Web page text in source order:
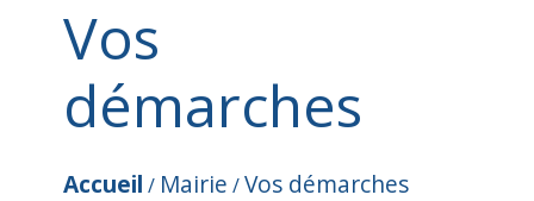
Vos
démarches
Accueil / Mairie /Vos démarches